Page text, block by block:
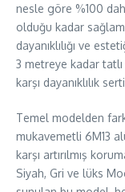
nesle göre %100
olduğu kadar
dayanıklılığı ve
3 metreye kadar
karşı dayanıklılık
Temel modelden
mukavemetli 6M13
karşı artırılmış
Siyah, Gri ve lüks